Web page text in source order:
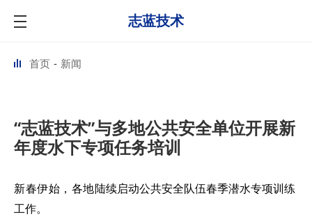
志蓝技术
首页 新闻
“志蓝技术”与多地公共安全单位开展新
年度水下专项任务培训
新春伊始，各地陆续启动公共安全队伍春季潜水专项训练
工作。